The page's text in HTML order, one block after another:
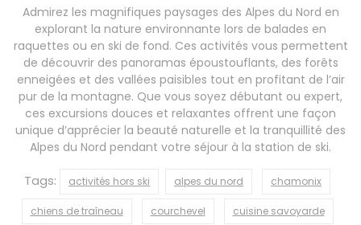
Admirez les magnifiques paysages des Alpes du Nord en
explorant la nature environnante lors de balades en
raquettes ou en ski de fond. Ces activités vous permettent
de découvrir des panoramas époustouflants, des forêts
enneigées et des vallées paisibles tout en profitant de l’air
pur de la montagne. Que vous soyez débutant ou expert,
ces excursions douces et relaxantes offrent une façon
unique d’apprécier la beauté naturelle et la tranquillité des
Alpes du Nord pendant votre séjour à la station de ski.
Tags: activités hors ski alpes du nord chamonix
chiens de traîneau courchevel cuisine savoyarde